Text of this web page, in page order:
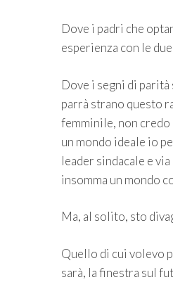
Dove i padri che
esperienza con le
Dove i segni di
parrà strano questo
femminile, non credo
un mondo ideale io
leader sindacale e
insomma un mondo
Ma, al solito, sto
Quello di cui volevo
sarà, la finestra sul